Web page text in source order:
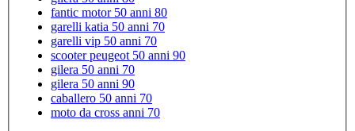
fantic motor 50 anni 80
garelli katia 50 anni 70
garelli vip 50 anni 70
scooter peugeot 50 anni 90
gilera 50 anni 70
gilera 50 anni 90
caballero 50 anni 70
moto da cross anni 70